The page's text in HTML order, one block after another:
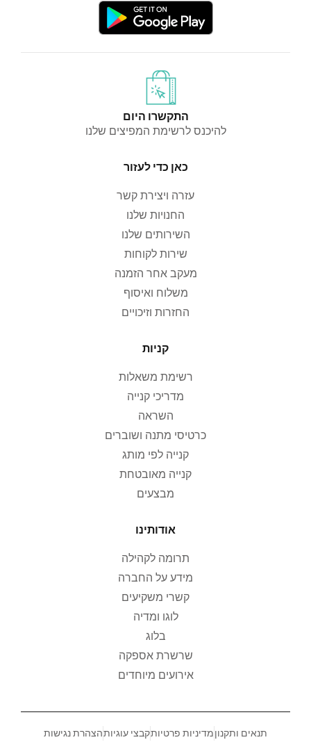
התקשרו היום
להיכנס לרשימת המפיצים שלנו
כאן כדי לעזור
עזרה ויצירת קשר
החנויות שלנו
השירותים שלנו
שירות לקוחות
מעקב אחר הזמנה
משלוח ואיסוף
החזרות וזיכויים
קניות
רשימת משאלות
מדריכי קנייה
השראה
כרטיסי מתנה ושוברים
קנייה לפי מותג
קנייה מאובטחת
מבצעים
אודותינו
תרומה לקהילה
מידע על החברה
קשרי משקיעים
לוגו ומדיה
בלוג
שרשרת אספקה
אירועים מיוחדים
תנאים ותקנוןמדיניות פרטיותקבצי עוגיותהצהרת נגישות